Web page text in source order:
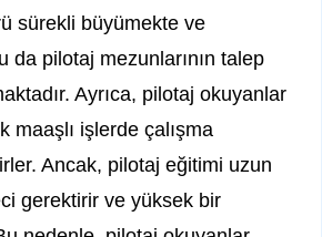
sürekli büyümekte ve
da pilotaj mezunlarının talep
Ayrıca, pilotaj okuyanlar
maaşlı işlerde çalışma
Ancak, pilotaj eğitimi uzun
gerektirir ve yüksek bir